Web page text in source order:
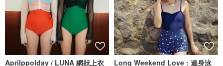
Aprilppolday / LUNA 網狀上衣
Long Weekend Love : 連身泳